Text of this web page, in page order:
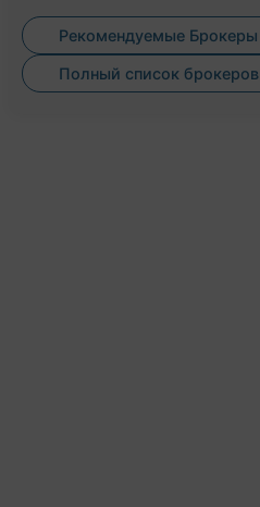
Рекомендуемые Брокеры
Полный список брокеров